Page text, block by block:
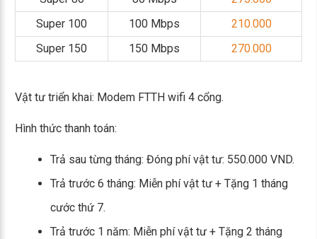
Super 100
100 Mbps
210.000
Super 150
150 Mbps 270.000
Vật tư triển khai: Modem FTTH wifi 4 cổng.
Hình thức thanh toán:
Trả sau từng tháng: Đóng phí vật tư: 550.000 VND.
Trả trước 6 tháng: Miễn phí vật tư + Tặng 1 tháng
cước thứ 7.
Trả trước 1 năm: Miễn phí vật tư + Tặng 2 tháng